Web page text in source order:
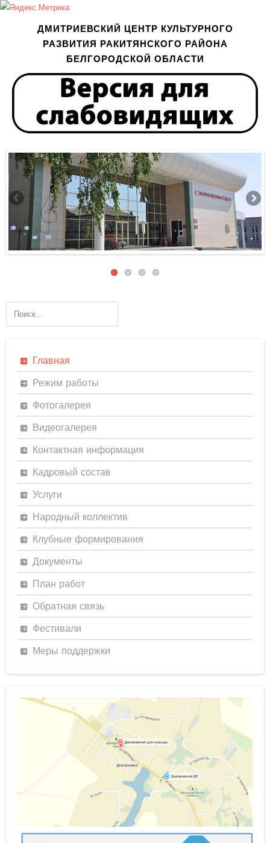
ДМИТРИЕВСКИЙ ЦЕНТР КУЛЬТУРНОГО
РАЗВИТИЯ РАКИТЯНСКОГО РАЙОНА
БЕЛГОРОДСКОЙ ОБЛАСТИ
Главная
Режим работы
Фотогалерея
Видеогалерея
Контактная информация
Кадровый состав
Услуги
Народный коллектив
Клубные формирования
Документы
План работ
Обратная связь
Фестивали
Меры поддержки